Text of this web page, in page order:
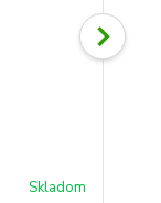
Skladom